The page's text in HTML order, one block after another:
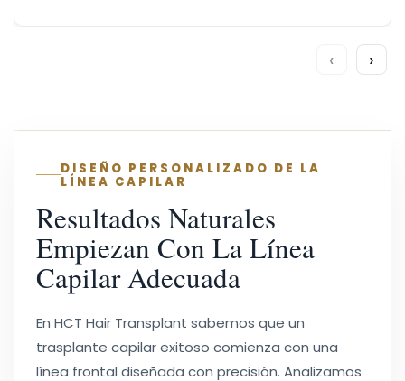
‹ ›
DISEÑO PERSONALIZADO DE LA
LÍNEA CAPILAR
Resultados Naturales
Empiezan Con La Línea
Capilar Adecuada
En HCT Hair Transplant sabemos que un
trasplante capilar exitoso comienza con una
línea frontal diseñada con precisión. Analizamos